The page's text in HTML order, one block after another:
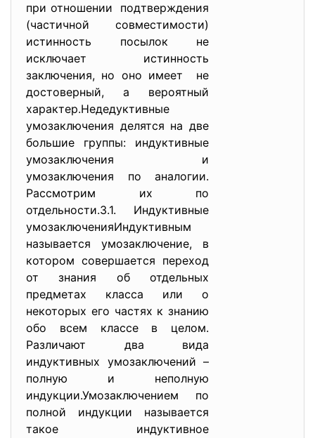
при отношении подтверждения
(частичной совместимости)
истинность посылок не
исключает истинность
заключения, но оно имеет не
достоверный, а вероятный
характер.Недедуктивные
умозаключения делятся на две
большие группы: индуктивные
умозаключения и
умозаключения по аналогии.
Рассмотрим их по
отдельности.3.1. Индуктивные
умозаключенияИндуктивным
называется умозаключение, в
котором совершается переход
от знания об отдельных
предметах класса или о
некоторых его частях к знанию
обо всем классе в целом.
Различают два вида
индуктивных умозаключений –
полную и неполную
индукции.Умозаключением по
полной индукции называется
такое индуктивное